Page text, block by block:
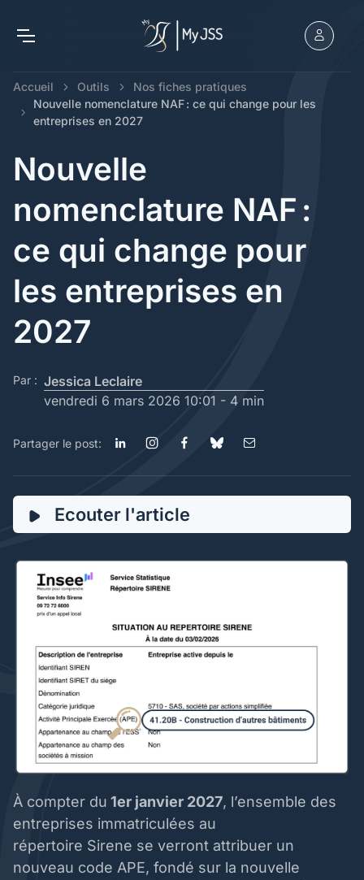
Accueil Outils
Nos fiches pratiques
Nouvelle nomenclature NAF : ce qui change pour les
entreprises en 2027
Nouvelle
nomenclature NAF :
ce qui change pour
les entreprises en
2027
Par : Jessica Leclaire
vendredi 6 mars 2026 10:01 - 4 min
Partager le post:
Ecouter l'article
À compter du 1er janvier 2027, l’ensemble des
entreprises immatriculées au
répertoire Sirene se verront attribuer un
nouveau code APE, fondé sur la nouvelle